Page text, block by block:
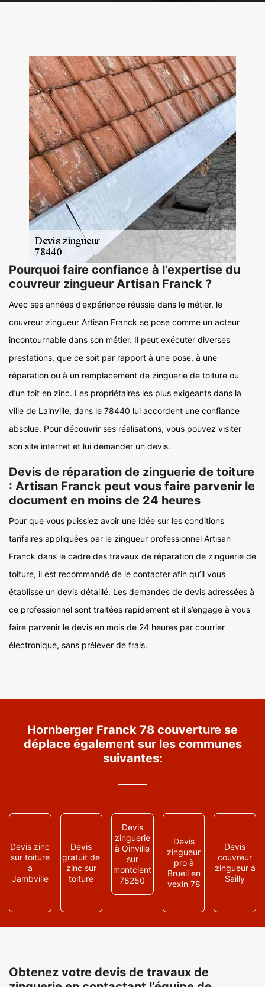
Pourquoi faire confiance à l’expertise du
couvreur zingueur Artisan Franck ?
Avec ses années d’expérience réussie dans le métier, le
couvreur zingueur Artisan Franck se pose comme un acteur
incontournable dans son métier. Il peut exécuter diverses
prestations, que ce soit par rapport à une pose, à une
réparation ou à un remplacement de zinguerie de toiture ou
d’un toit en zinc. Les propriétaires les plus exigeants dans la
ville de Lainville, dans le 78440 lui accordent une confiance
absolue. Pour découvrir ses réalisations, vous pouvez visiter
son site internet et lui demander un devis.
Devis de réparation de zinguerie de toiture
: Artisan Franck peut vous faire parvenir le
document en moins de 24 heures
Pour que vous puissiez avoir une idée sur les conditions
tarifaires appliquées par le zingueur professionnel Artisan
Franck dans le cadre des travaux de réparation de zinguerie de
toiture, il est recommandé de le contacter afin qu’il vous
établisse un devis détaillé. Les demandes de devis adressées à
ce professionnel sont traitées rapidement et il s’engage à vous
faire parvenir le devis en mois de 24 heures par courrier
électronique, sans prélever de frais.
Hornberger Franck 78 couverture se
déplace également sur les communes
suivantes:
Devis zinc
sur toiture
à
Jambville
Devis
gratuit de
zinc sur
toiture
Devis
zinguerie
à Oinville
sur
montcient
78250
Devis
zingueur
pro à
Brueil en
vexin 78
Devis
couvreur
zingueur à
Sailly
Obtenez votre devis de travaux de